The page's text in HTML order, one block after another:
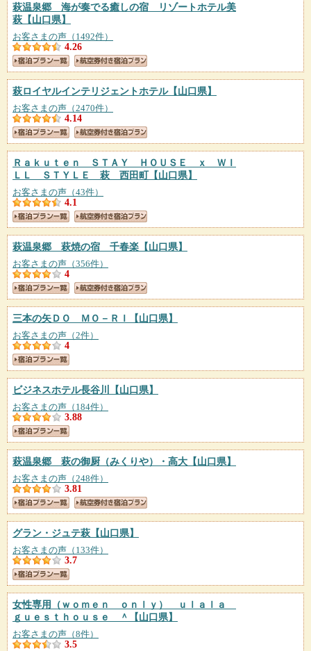
萩温泉郷 海が奏でる癒しの宿 リゾートホテル美
萩 【山口県】
お客さまの声（1492件）
4.26
萩ロイヤルインテリジェントホテル【山口県】
お客さまの声（2470件）
4.14
Ｒａｋｕｔｅｎ ＳＴＡＹ ＨＯＵＳＥ ｘ ＷＩ
ＬＬ ＳＴＹＬＥ 萩 西田町【山口県】
お客さまの声（43件）
4.1
萩温泉郷 萩焼の宿 千春楽 【山口県】
お客さまの声（356件）
4
三本の矢ＤＯ ＭＯ－ＲＩ 【山口県】
お客さまの声（2件）
4
ビジネスホテル長谷川 【山口県】
お客さまの声（184件）
3.88
萩温泉郷 萩の御厨（みくりや）・高大 【山口県】
お客さまの声（248件）
3.81
グラン・ジュテ萩 【山口県】
お客さまの声（133件）
3.7
女性専用（ｗｏｍｅｎ ｏｎｌｙ） ｕｌａｌａ
ｇｕｅｓｔｈｏｕｓｅ ＾
【山口県】
お客さまの声（8件）
3.5